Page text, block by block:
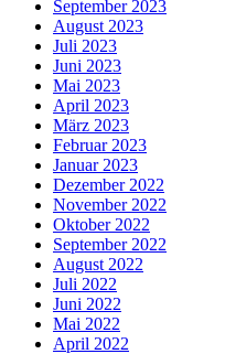
September 2023
August 2023
Juli 2023
Juni 2023
Mai 2023
April 2023
März 2023
Februar 2023
Januar 2023
Dezember 2022
November 2022
Oktober 2022
September 2022
August 2022
Juli 2022
Juni 2022
Mai 2022
April 2022